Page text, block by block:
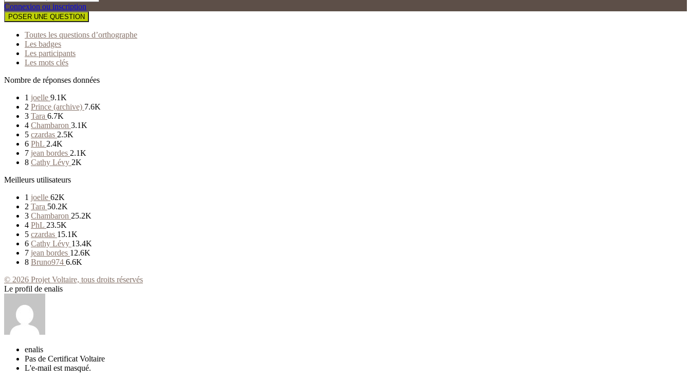
Connexion ou inscription
POSER UNE QUESTION
Toutes les questions d’orthographe
Les badges
Les participants
Les mots clés
Nombre de réponses données
1 joelle 9.1K
2 Prince (archive) 7.6K
3 Tara 6.7K
4 Chambaron 3.1K
5 czardas 2.5K
6 PhL 2.4K
7 jean bordes 2.1K
8 Cathy Lévy 2K
Meilleurs utilisateurs
1 joelle 62K
2 Tara 50.2K
3 Chambaron 25.2K
4 PhL 23.5K
5 czardas 15.1K
6 Cathy Lévy 13.4K
7 jean bordes 12.6K
8 Bruno974 6.6K
© 2026 Projet Voltaire, tous droits réservés
Le profil de enalis
enalis
Pas de Certificat Voltaire
L'e-mail est masqué.